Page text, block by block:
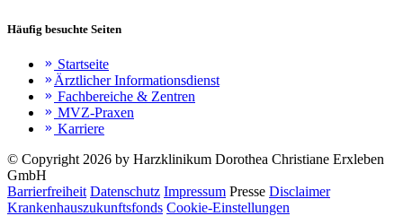
Häufig besuchte Seiten
keyboard_double_arrow_right Startseite
keyboard_double_arrow_right Ärztlicher Informationsdienst
keyboard_double_arrow_right Fachbereiche & Zentren
keyboard_double_arrow_right MVZ-Praxen
keyboard_double_arrow_right Karriere
© Copyright 2026 by Harzklinikum Dorothea Christiane Erxleben
GmbH
Barrierfreiheit Datenschutz Impressum Presse Disclaimer
Krankenhauszukunftsfonds Cookie-Einstellungen